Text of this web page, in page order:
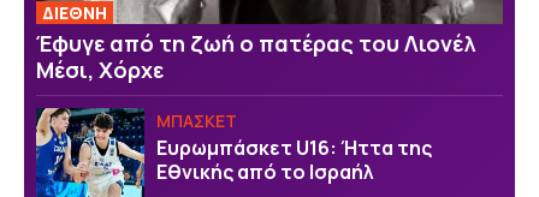
ΔΙΕΘΝΗ
Έφυγε από τη ζωή ο πατέρας του Λιονέλ
Μέσι, Χόρχε
ΜΠΑΣΚΕΤ
Ευρωμπάσκετ U16: Ήττα της
Εθνικής από το Ισραήλ